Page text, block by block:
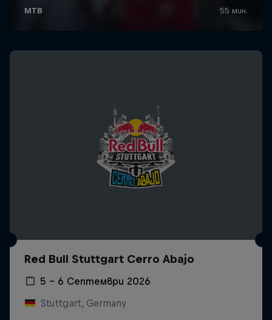
Red Bull Stuttgart Cerro Abajo
5 – 6 Септември 2026
Stuttgart, Germany